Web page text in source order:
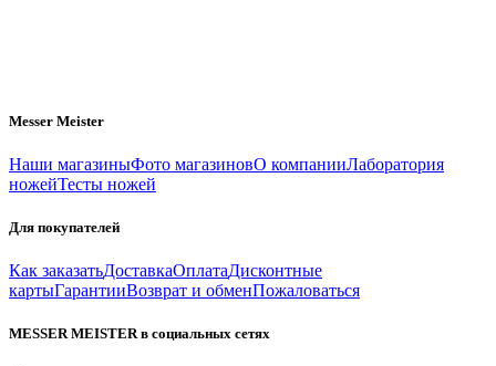
Messer Meister
Наши магазиныФото магазиновО компанииЛаборатория
ножейТесты ножей
Для покупателей
Как заказатьДоставкаОплатаДисконтные
картыГарантииВозврат и обменПожаловаться
MESSER MEISTER в социальных сетях